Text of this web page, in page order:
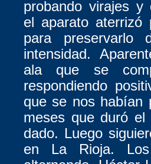
probando virajes y
el aparato aterrizó
para preservarlo
intensidad.
ala que se
respondiendo
que se nos habían
meses que duró el
dado. Luego
en La Rioja.